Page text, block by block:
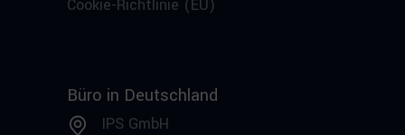
Cookie-Richtlinie (EU)
Büro in Deutschland
IPS GmbH